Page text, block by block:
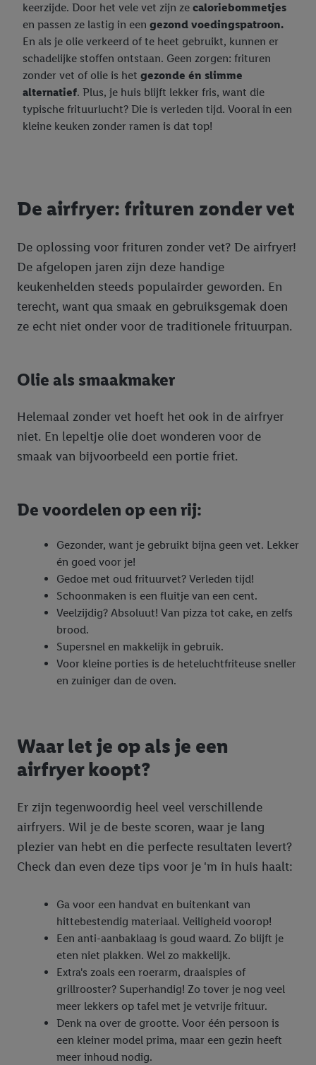
keerzijde. Door het vele vet zijn ze caloriebommetjes
en passen ze lastig in een gezond voedingspatroon.
En als je olie verkeerd of te heet gebruikt, kunnen er
schadelijke stoffen ontstaan. Geen zorgen: frituren
zonder vet of olie is het gezonde én slimme
alternatief. Plus, je huis blijft lekker fris, want die
typische frituurlucht? Die is verleden tijd. Vooral in een
kleine keuken zonder ramen is dat top!
De airfryer: frituren zonder vet
De oplossing voor frituren zonder vet? De airfryer!
De afgelopen jaren zijn deze handige
keukenhelden steeds populairder geworden. En
terecht, want qua smaak en gebruiksgemak doen
ze echt niet onder voor de traditionele frituurpan.
Olie als smaakmaker
Helemaal zonder vet hoeft het ook in de airfryer
niet. En lepeltje olie doet wonderen voor de
smaak van bijvoorbeeld een portie friet.
De voordelen op een rij:
Gezonder, want je gebruikt bijna geen vet. Lekker
én goed voor je!
Gedoe met oud frituurvet? Verleden tijd!
Schoonmaken is een fluitje van een cent.
Veelzijdig? Absoluut! Van pizza tot cake, en zelfs
brood.
Supersnel en makkelijk in gebruik.
Voor kleine porties is de heteluchtfriteuse sneller
en zuiniger dan de oven.
Waar let je op als je een
airfryer koopt?
Er zijn tegenwoordig heel veel verschillende
airfryers. Wil je de beste scoren, waar je lang
plezier van hebt en die perfecte resultaten levert?
Check dan even deze tips voor je 'm in huis haalt:
Ga voor een handvat en buitenkant van
hittebestendig materiaal. Veiligheid voorop!
Een anti-aanbaklaag is goud waard. Zo blijft je
eten niet plakken. Wel zo makkelijk.
Extra's zoals een roerarm, draaispies of
grillrooster? Superhandig! Zo tover je nog veel
meer lekkers op tafel met je vetvrije frituur.
Denk na over de grootte. Voor één persoon is
een kleiner model prima, maar een gezin heeft
meer inhoud nodig.